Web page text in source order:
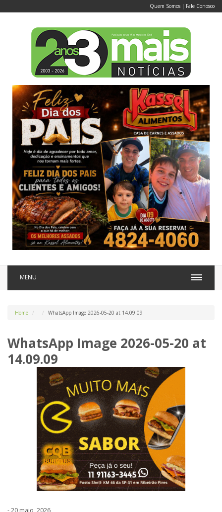
Quem Somos | Fale Conosco
MENU
Home WhatsApp Image 2026-05-20 at 14.09.09
WhatsApp Image 2026-05-20 at
14.09.09
- 20 maio, 2026